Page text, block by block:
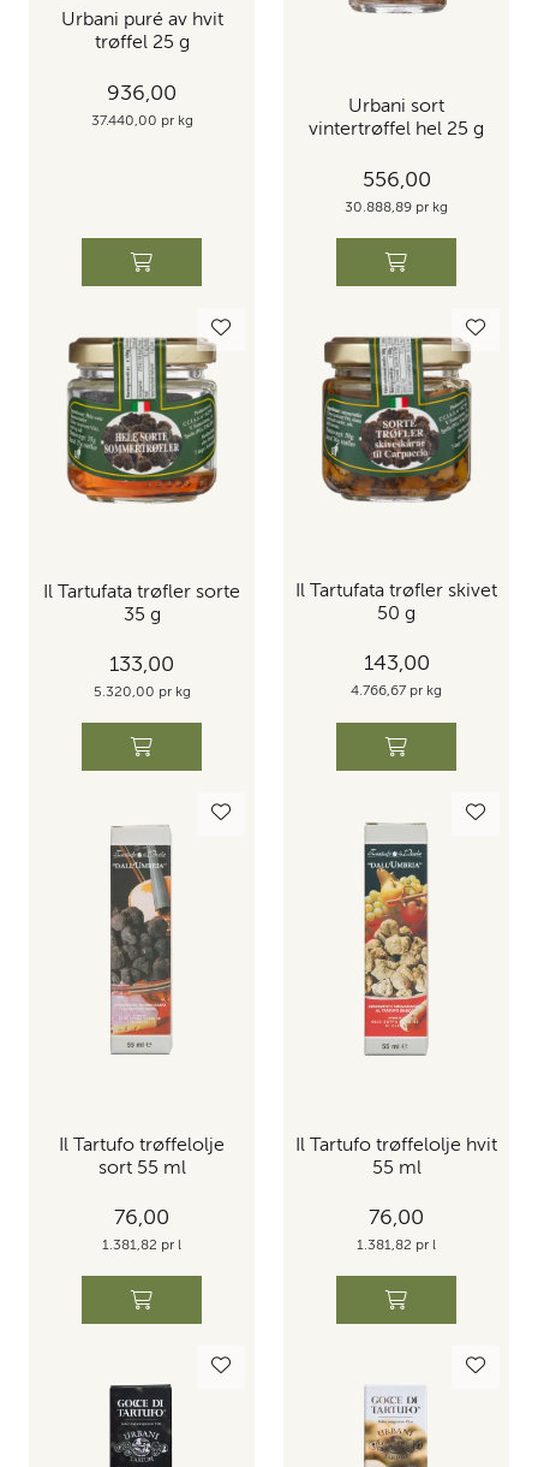
Urbani puré av hvit
trøffel 25 g
936,00
37.440,00 pr kg
Urbani sort
vintertrøffel hel 25 g
556,00
30.888,89 pr kg
Il Tartufata trøfler sorte
35 g
133,00
5.320,00 pr kg
Il Tartufata trøfler skivet
50 g
143,00
4.766,67 pr kg
Il Tartufo trøffelolje
sort 55 ml
76,00
1.381,82 pr l
Il Tartufo trøffelolje hvit
55 ml
76,00
1.381,82 pr l